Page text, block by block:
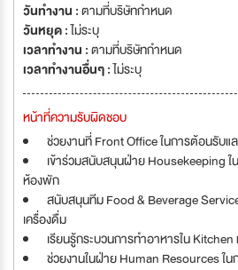
วันทำงาน :ตามที่บริษัทกำหนด
วันหยุด :ไม่ระบุ
เวลาทำงาน :ตามที่บริษัทกำหนด
เวลาทำงานอื่นๆ :ไม่ระบุ
หน้าที่ความรับผิดชอบ
ช่วยงานที่ Front Office ในการต้อนรับแ
เข้าร่วมสนับสนุนฝ่าย Housekeeping
ห้องพัก
สนับสนุนทีม Food & Beverage
เครื่องดื่ม
เรียนรู้กระบวนการทำอาหารใน
ช่วยงานในฝ่าย Human Resources